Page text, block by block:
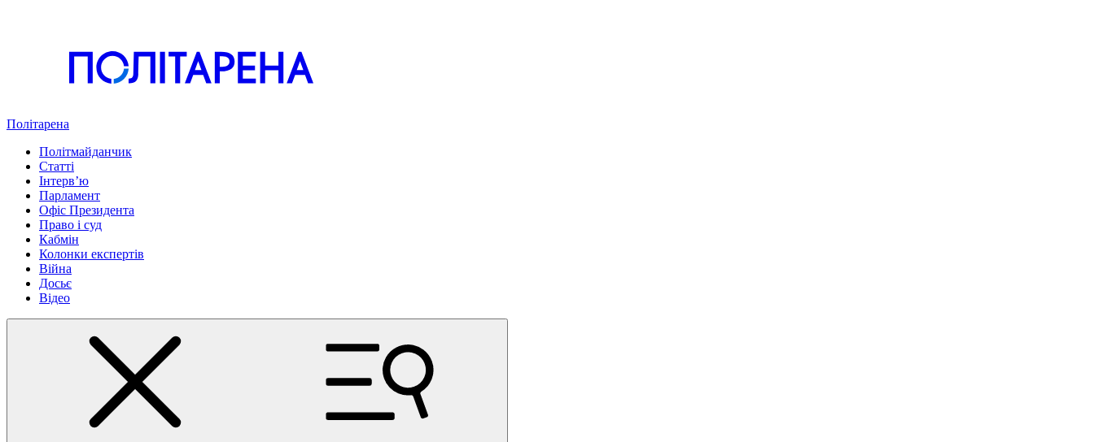
Політарена
Політмайданчик
Статті
Інтервʼю
Парламент
Офіс Президента
Право і суд
Кабмін
Колонки експертів
Війна
Досьє
Відео